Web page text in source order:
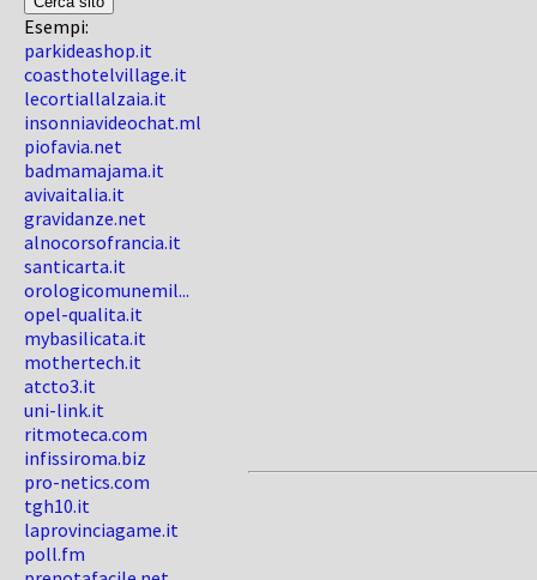
Esempi:
parkideashop.it
coasthotelvillage.it
lecortiallalzaia.it
insonniavideochat.ml
piofavia.net
badmamajama.it
avivaitalia.it
gravidanze.net
alnocorsofrancia.it
santicarta.it
orologicomunemil...
opel-qualita.it
mybasilicata.it
mothertech.it
atcto3.it
uni-link.it
ritmoteca.com
infissiroma.biz
pro-netics.com
tgh10.it
laprovinciagame.it
poll.fm